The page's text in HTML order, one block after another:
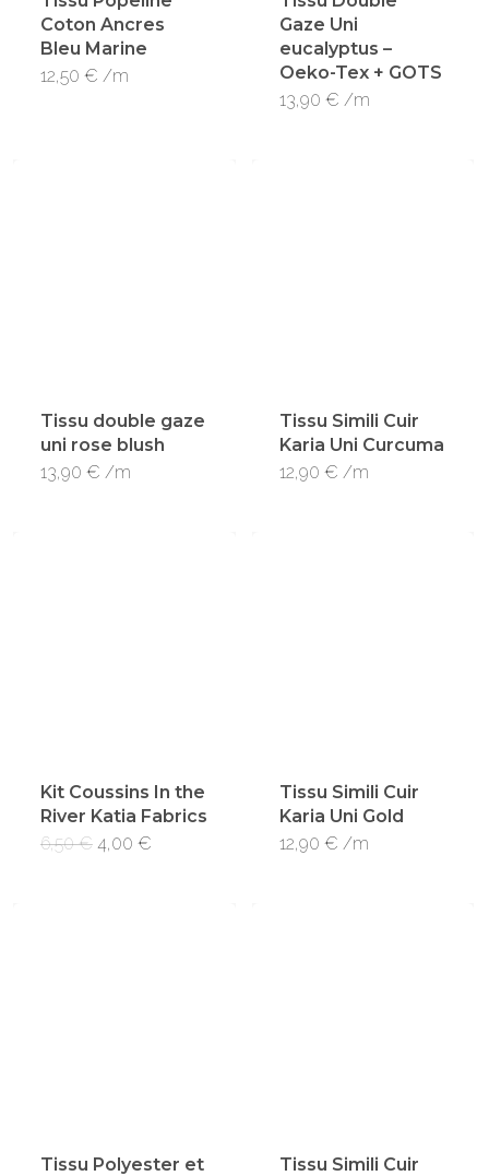
Coton Ancres
Bleu Marine
12,50 € /m
Gaze Uni
eucalyptus –
Oeko-Tex + GOTS
13,90 € /m
Tissu double gaze
uni rose blush
13,90 € /m
Tissu Simili Cuir
Karia Uni Curcuma
12,90 € /m
Kit Coussins In the
River Katia Fabrics
6,50€ Le
4,00 €Le
Tissu Simili Cuir
Karia Uni Gold
12,90 € /m
Tissu Polyester et
Tissu Simili Cuir